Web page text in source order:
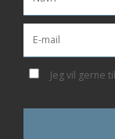
Jeg vil gerne